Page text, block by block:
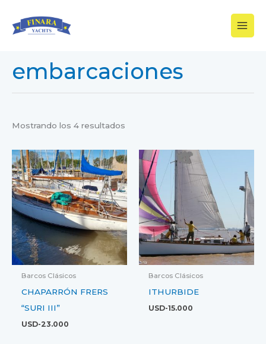
embarcaciones
Mostrando los 4 resultados
Barcos Clásicos
CHAPARRÓN FRERS
“SURI III”
USD-23.000
Barcos Clásicos
ITHURBIDE
USD-15.000